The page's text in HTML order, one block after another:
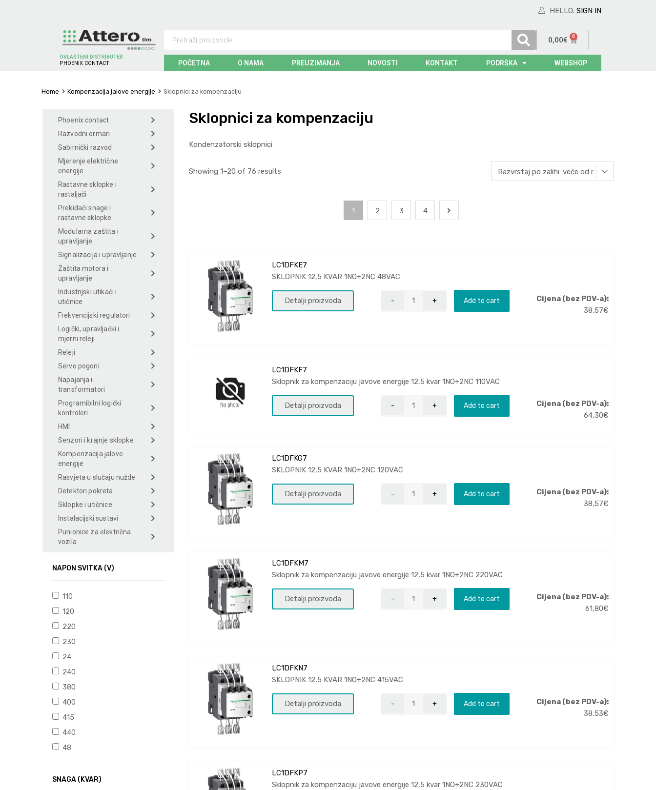
HELLO. SIGN IN
OVLAŠTENI DISTRIBUTER
SC
P H O EN X CO NTACT
0,00€ 0
POČETNA O NAMA PREUZIMANJA NOVOSTI KONTAKT PODRŠKA WEBSHOP
Home Kompenzacija jalove energije Sklopnici za kompenzaciju
Sklopnici za kompenzaciju
Kondenzatorski sklopnici
Showing 1–20 of 76 results
1 2 3 4
LC1DFKE7
SKLOPNIK 12,5 KVAR 1NO+2NC 48VAC
Detalji proizvoda Add to cart
Cijena (bez PDV-a):
38,57€
LC1DFKF7
Sklopnik za kompenzaciju javove energije 12,5 kvar 1NO+2NC 110VAC
Detalji proizvoda Add to cart
Cijena (bez PDV-a):
64,30€
LC1DFKG7
SKLOPNIK 12,5 KVAR 1NO+2NC 120VAC
Detalji proizvoda Add to cart
Cijena (bez PDV-a):
38,57€
LC1DFKM7
Sklopnik za kompenzaciju javove energije 12,5 kvar 1NO+2NC 220VAC
Detalji proizvoda Add to cart
Cijena (bez PDV-a):
61,80€
LC1DFKN7
SKLOPNIK 12,5 KVAR 1NO+2NC 415VAC
Detalji proizvoda Add to cart
Cijena (bez PDV-a):
38,53€
LC1DFKP7
Sklopnik za kompenzaciju javove energije 12,5 kvar 1NO+2NC 230VAC
Phoenix contact
Razvodni ormari
Sabirnički razvod
Mjerenje električne
energije
Rastavne sklopke i
rastaljači
Prekidači snage i
rastavne sklopke
Modularna zaštita i
upravljanje
Signalizacija i upravljanje
Zaštita motora i
upravljanje
Industrijski utikači i
utičnice
Frekvencijski regulatori
Logički, upravljački i
mjerni releji
Releji
Servo pogoni
Napajanja i
transformatori
Programibilni logički
kontroleri
HMI
Senzori i krajnje sklopke
Kompenzacija jalove
energije
Rasvjeta u slučaju nužde
Detektori pokreta
Sklopke i utičnice
Instalacijski sustavi
Punionice za električna
vozila
NAPON SVITKA (V)
110
120
220
230
24
240
380
400
415
440
48
SNAGA (KVAR)